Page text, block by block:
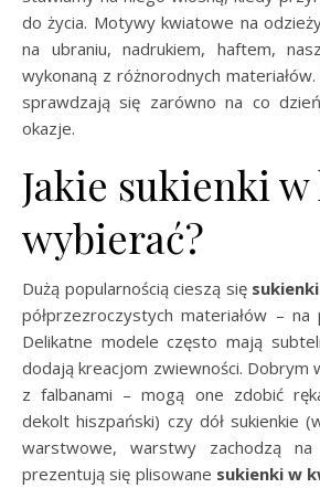
do życia. Motywy kwiatowe na
na ubraniu, nadrukiem, haftem,
wykonaną z różnorodnych materiałów.
sprawdzają się zarówno na co
okazje.
Jakie sukienki
wybierać?
Dużą popularnością cieszą się
półprzezroczystych materiałów – na
Delikatne modele często mają
dodają kreacjom zwiewności. Dobrym
z falbanami – mogą one zdobić
dekolt hiszpański) czy dół sukienkie
warstwowe, warstwy zachodzą na
prezentują się plisowane sukienki w